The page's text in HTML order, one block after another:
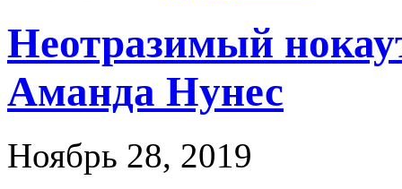
Неотразимый
Аманда Нунес
Ноябрь 28, 2019